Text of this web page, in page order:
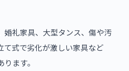
婚礼家具、大型タンス、傷や汚
て式で劣化が激しい家具など
ます。